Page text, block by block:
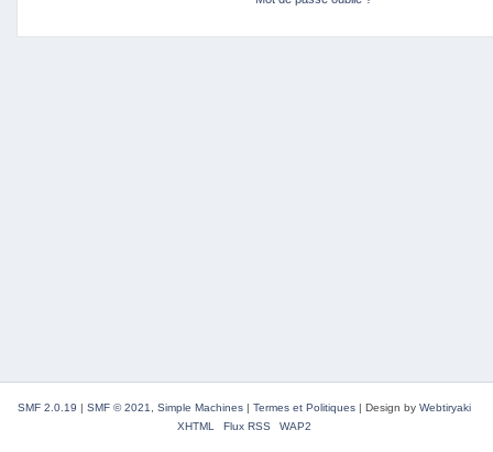
SMF 2.0.19 | SMF © 2021 Simple Machines| Termes et Politiques | Design by Webtiryaki
XHTML
Flux RSS WAP2